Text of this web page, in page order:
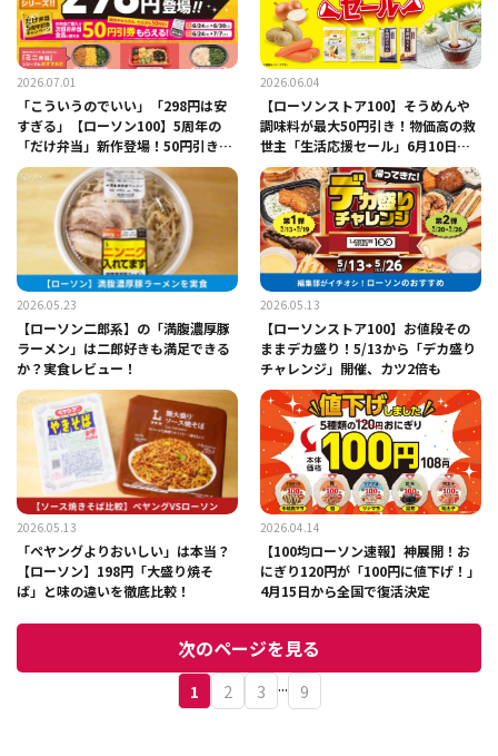
2026.07.01
「こういうのでいい」「298円は安
すぎる」【ローソン100】5周年の
「だけ弁当」新作登場！50円引き券
ももらえる
2026.06.04
【ローソンストア100】そうめんや
調味料が最大50円引き！物価高の救
世主「生活応援セール」6月10日開
始
2026.05.23
【ローソン二郎系】の「満腹濃厚豚
ラーメン」は二郎好きも満足できる
か？実食レビュー！
2026.05.13
【ローソンストア100】お値段その
ままデカ盛り！5/13から「デカ盛り
チャレンジ」開催、カツ2倍も
2026.05.13
「ペヤングよりおいしい」は本当？
【ローソン】198円「大盛り焼そ
ば」と味の違いを徹底比較！
2026.04.14
【100均ローソン速報】神展開！お
にぎり120円が「100円に値下げ！」
4月15日から全国で復活決定
次のページを見る
1 2 3 ... 9